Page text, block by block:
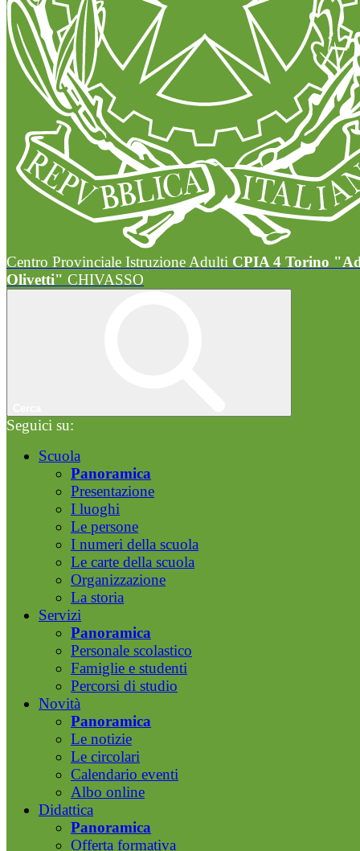
Centro Provinciale Istruzione Adulti CPIA 4 Torino
Olivetti" CHIVASSO
Seguici su:
Scuola
Panoramica
Presentazione
I luoghi
Le persone
I numeri della scuola
Le carte della scuola
Organizzazione
La storia
Servizi
Panoramica
Personale scolastico
Famiglie e studenti
Percorsi di studio
Novità
Panoramica
Le notizie
Le circolari
Calendario eventi
Albo online
Didattica
Panoramica
Offerta formativa